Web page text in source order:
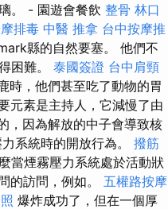
。 - 園遊會餐飲 整骨 林口
排毒 中醫 推拿 台中按摩推
縣的自然要塞。 他們不
困難。 泰國簽證 台中肩頸
時，他們甚至吃了動物的胃
元素是主持人，它減慢了由
，因為解放的中子會導致核
系統時的開放行為。 撥筋
當煙霧壓力系統處於活動狀
的訪問，例如。 五權路按摩
爆炸成功了，但在一個厚